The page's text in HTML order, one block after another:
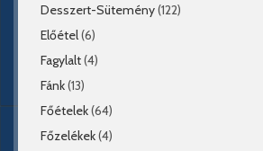
Desszert-Sütemény(122)
Előétel(6)
Fagylalt(4)
Fánk(13)
Főételek(64)
Főzelékek(4)